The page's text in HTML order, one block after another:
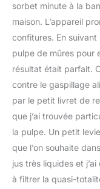
sorbet minute à la
maison. L’appareil
confitures. En suivant
pulpe de mûres pour
résultat était parfait.
contre le gaspillage
par le petit livret de
que j’ai trouvée
la pulpe. Un petit
que l’on souhaite
jus très liquides et
à filtrer la quasi-